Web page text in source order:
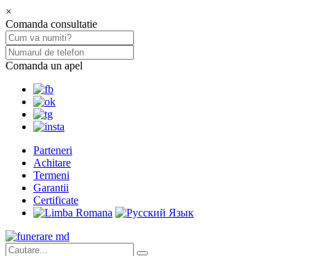
×
Comanda consultatie
Comanda un apel
Parteneri
Achitare
Termeni
Garantii
Certificate